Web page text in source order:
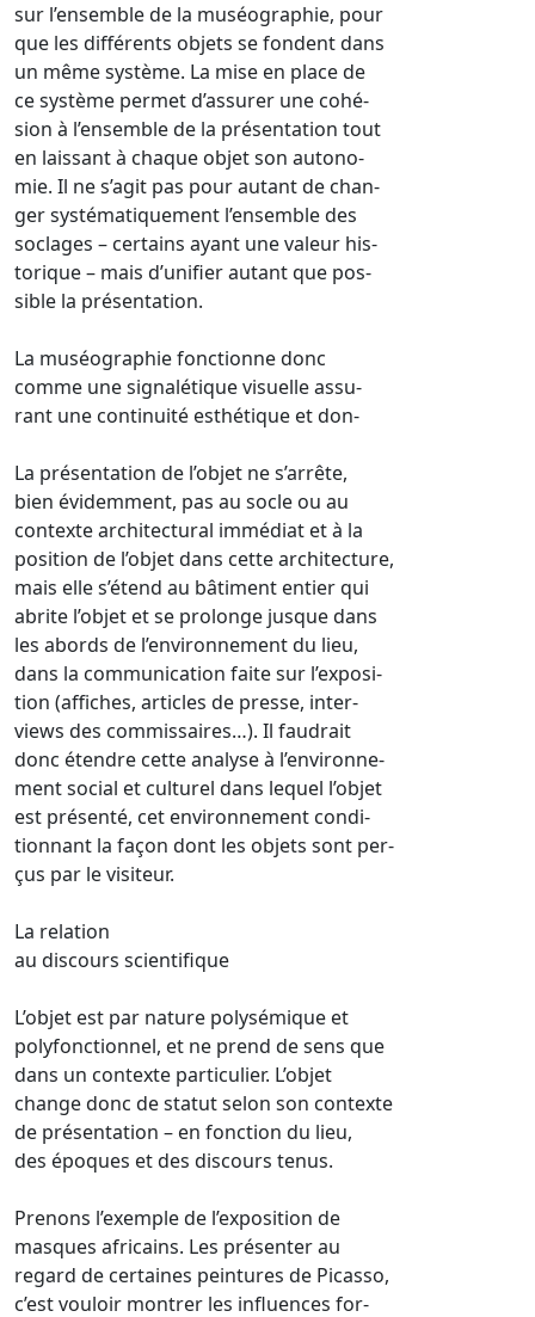
sur l’ensemble de la muséographie, pour
que les différents objets se fondent dans
un même système. La mise en place de
ce système permet d’assurer une cohé-
sion à l’ensemble de la présentation tout
en laissant à chaque objet son autono-
mie. Il ne s’agit pas pour autant de chan-
ger systématiquement l’ensemble des
soclages – certains ayant une valeur his-
torique – mais d’unifier autant que pos-
sible la présentation.
La muséographie fonctionne donc
comme une signalétique visuelle assu-
rant une continuité esthétique et don-
La présentation de l’objet ne s’arrête,
bien évidemment, pas au socle ou au
contexte architectural immédiat et à la
position de l’objet dans cette architecture,
mais elle s’étend au bâtiment entier qui
abrite l’objet et se prolonge jusque dans
les abords de l’environnement du lieu,
dans la communication faite sur l’exposi-
tion (affiches, articles de presse, inter-
views des commissaires…). Il faudrait
donc étendre cette analyse à l’environne-
ment social et culturel dans lequel l’objet
est présenté, cet environnement condi-
tionnant la façon dont les objets sont per-
çus par le visiteur.
La relation
au discours scientifique
L’objet est par nature polysémique et
polyfonctionnel, et ne prend de sens que
dans un contexte particulier. L’objet
change donc de statut selon son contexte
de présentation – en fonction du lieu,
des époques et des discours tenus.
Prenons l’exemple de l’exposition de
masques africains. Les présenter au
regard de certaines peintures de Picasso,
c’est vouloir montrer les influences for-